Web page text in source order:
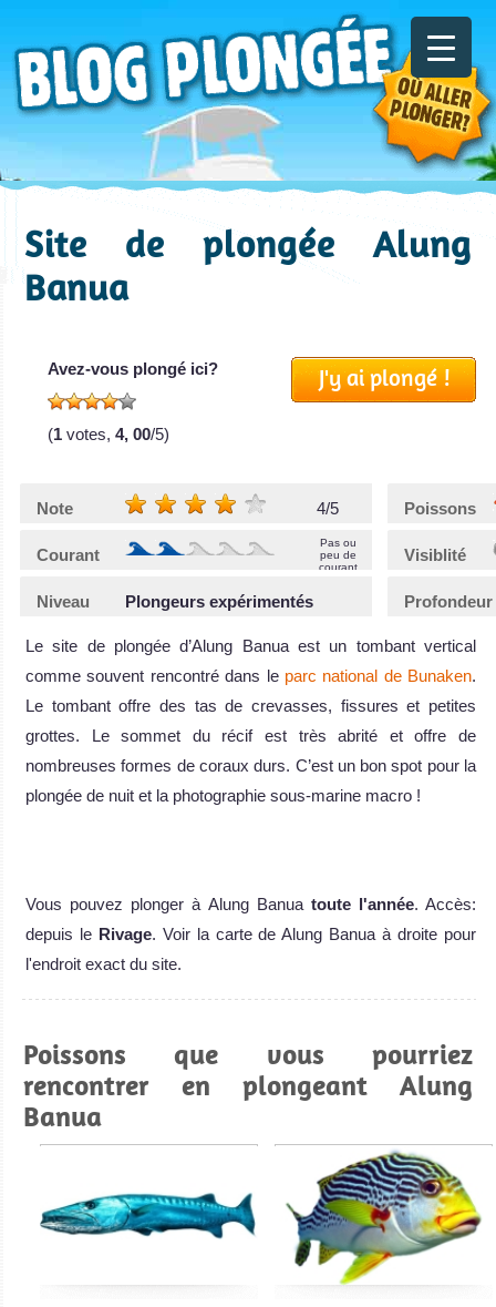
Site de plongée Alung
Banua
J'y ai plongé !
Avez-vous plongé ici?
(1 votes, 4, 00/5)
Note 4/5 Poissons
Courant
Pas ou
peu de
courant
Visiblité
Niveau Plongeurs expérimentés Profondeur
Le site de plongée d’Alung Banua est un tombant vertical
comme souvent rencontré dans le parc national de Bunaken.
Le tombant offre des tas de crevasses, fissures et petites
grottes. Le sommet du récif est très abrité et offre de
nombreuses formes de coraux durs. C’est un bon spot pour la
plongée de nuit et la photographie sous-marine macro !
Vous pouvez plonger à Alung Banua toute l'année. Accès:
depuis le Rivage. Voir la carte de Alung Banua à droite pour
l'endroit exact du site.
Poissons que vous pourriez
rencontrer en plongeant Alung
Banua